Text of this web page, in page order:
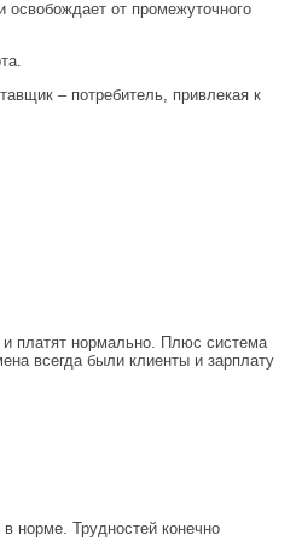
освобождает от промежуточного
– потребитель, привлекая к
и платят нормально. Плюс система
всегда были клиенты и зарплату
норме. Трудностей конечно